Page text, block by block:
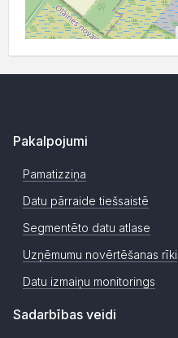
Pakalpojumi
Pamatizziņa
Datu pārraide tiešsaistē
Segmentēto datu atlase
Uzņēmumu novērtēšanas rīki
Datu izmaiņu monitorings
Sadarbības veidi